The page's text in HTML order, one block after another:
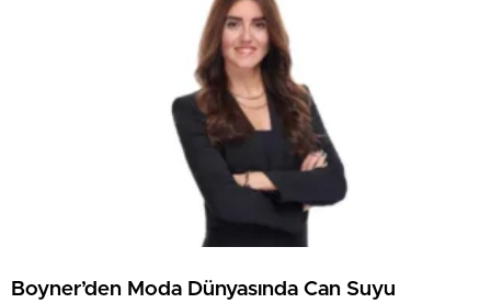
Boyner’den Moda Dünyasında Can Suyu